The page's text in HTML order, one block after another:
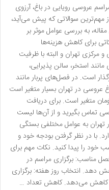
عروسی رویایی در باغ، آرزوی
مهم‌ترین سوالاتی که پیش می‌آید،
به بررسی عوامل موثر بر
برای کاهش هزینه‌ها
مرکزی تهران و البته با ظرفیت
مانند استخر، سالن پذیرایی،
است. در فصل‌های پربار مانند
عروسی در تهران بسیار متغیر است
متغیر است. برای دریافت
تماس بگیرید و از آن‌ها لیست
به عوامل مختلفی بستگی
با در نظر گرفتن بودجه خود و
خود را پیدا کنید. نکات مهم برای
مناسب: برگزاری مراسم در
دهد. انتخاب روز هفته: برگزاری
کاهش می‌دهد. کاهش تعداد …